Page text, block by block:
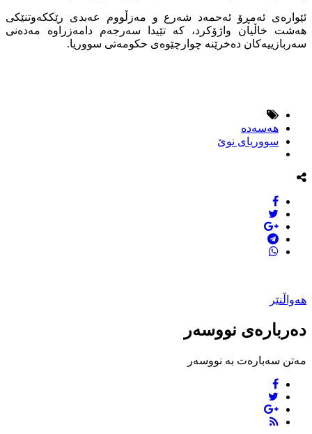
ئێوارەى ئەمڕۆ ئەحمەد شەرع و مەزڵووم عەبدى رێککەوتنێکى
هەشت خاڵیان واژۆکرد، کە تێیدا سەرجەم دامەزراوە مەدەنی
سەربازییەکان دەخرێنە چوارچێوەى حکومەتى سووریا.
هەسەدە
سووریاى نوێ
هەواڵنێر
دەربارەی نووسەر
مەتن سەبارەت بە نووسەر